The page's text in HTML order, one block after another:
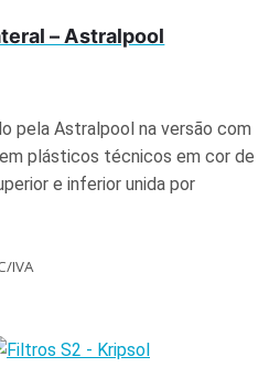
– Astralpool
pela Astralpool na versão com
plásticos técnicos em cor de
e inferior unida por
IVA